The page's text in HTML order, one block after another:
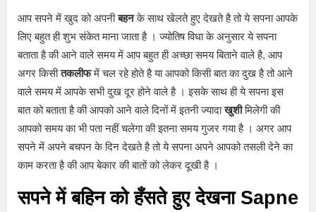
आप सपने में खुद को अपनीबहनके साथ खेलते हुए देखते है तो ये सपना आपके
लिए बहुत ही शुभ संकेत माना जाता है । ज्योतिष विधा के अनुसार ये सपना
बताता है की आने वाले समय में आप बहुत ही अच्छा समय बिताने वाले है, आप
अगर किसीतकलीफमें चल रहे होते है या आपको किसी बात का दुख है तो आने
वाले समय में आपके सभी दुख दूर होने वाले है । इसके साथ ही ये सपना इस
बात को बताता है की आपको आने वाले दिनों में इतनी ज्यादाखुशीमिलेगी की
आपको समय का भी पता नहीं चलेगा की इतना समय गुजर गया है । अगर आप
सपने में अपने बचपन के दिन देखते है तो ये सपना अपने आपको तसली देने का
काम करता है की आप बेकार की बातों को लेकर दूखी है ।
सपने में बहिन को हँसते हुए देखना Sapne